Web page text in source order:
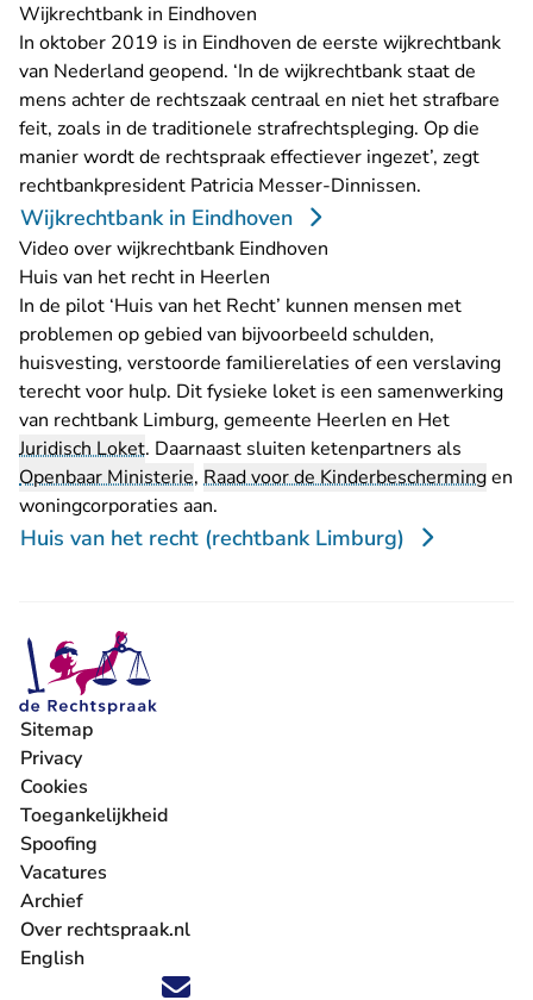
Wijkrechtbank in Eindhoven
In oktober 2019 is in Eindhoven de eerste wijkrechtbank
van Nederland geopend. ‘In de wijkrechtbank staat de
mens achter de rechtszaak centraal en niet het strafbare
feit, zoals in de traditionele strafrechtspleging. Op die
manier wordt de rechtspraak effectiever ingezet’, zegt
rechtbankpresident Patricia Messer-Dinnissen.
Wijkrechtbank in Eindhoven
Video over wijkrechtbank Eindhoven
Huis van het recht in Heerlen
In de pilot ‘Huis van het Recht’ kunnen mensen met
problemen op gebied van bijvoorbeeld schulden,
huisvesting, verstoorde familierelaties of een verslaving
terecht voor hulp. Dit fysieke loket is een samenwerking
van rechtbank Limburg, gemeente Heerlen en Het
Juridisch Loket. Daarnaast sluiten ketenpartners als
Openbaar Ministerie, Raad voor de Kinderbeschermingen
woningcorporaties aan.
Huis van het recht (rechtbank Limburg)
Volg ons op X (Twitter) - U verlaat Rechtspraak.nl
Volg ons op Facebook - U verlaat Rechtspraak.nl
Volg ons op Instagram - U verlaat Rechtspraak.nl
Volg ons op Youtube - U verlaat Rechtspraak.nl
Volg ons op LinkedIn - U verlaat
'Blijf op de hoogte' nieuwsbrief - U verlaat
Sitemap
Privacy
Cookies
Toegankelijkheid
Spoofing
Vacatures
- U verlaat Rechtspraak.nl
Archief
Over rechtspraak.nl
English